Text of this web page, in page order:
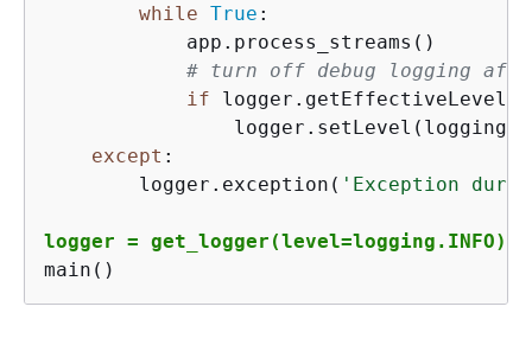
while True :
            app.process_streams()
# turn off debug logging
if logger.getEffectiveLevel()
except :
        logger.exception(
'Exception
logger = get_logger(level=logging.INFO)
main()